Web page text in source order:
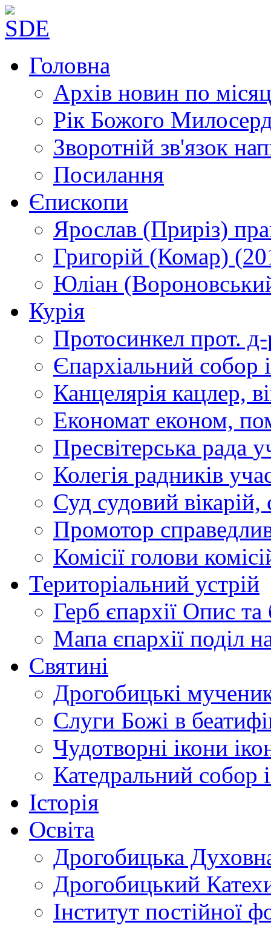
Головна
Архів новин по
Рік Божого
Зворотній зв'язок
Посилання
Єпископи
Ярослав (Приріз)
Григорій (Комар)
Юліан
Курія
Протосинкел прот.
Єпархіальний собор
Канцелярія кацлер,
Економат економ,
Пресвітерська рада
Колегія радників
Суд судовий вікарій,
Промотор
Комісії голови
Територіальний устрій
Герб єпархії Опис та
Мапа єпархії поділ
Святині
Дрогобицькі
Слуги Божі в
Чудотворні ікони
Катедральний собор
Історія
Освіта
Дрогобицька
Дрогобицький
Інститут постійної